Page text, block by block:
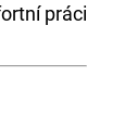
práci